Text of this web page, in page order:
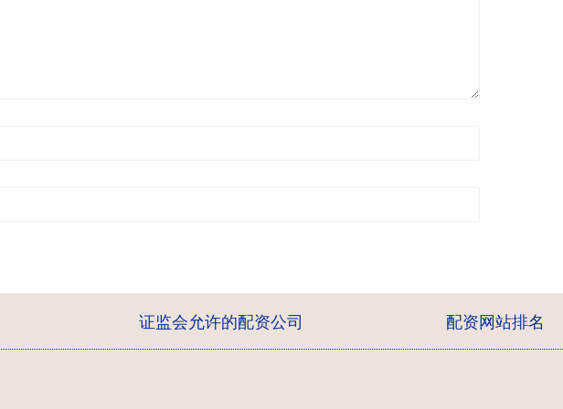
证监会允许的配资公司 配资网站排名